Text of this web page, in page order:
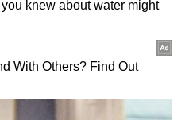
இனி திருப்பதிக்குச்
சென்ட்ரல் மெமு: